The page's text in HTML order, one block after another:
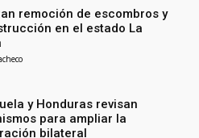
remoción de escombros y
en el estado La
y Honduras revisan
para ampliar la
bilateral